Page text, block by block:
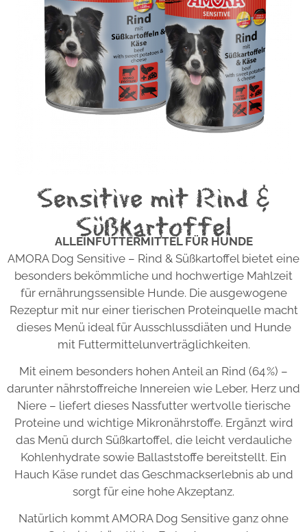
Sensitive mit Rind &
Süßkartoffel
ALLEINFUTTERMITTEL FÜR HUNDE
AMORA Dog Sensitive – Rind & Süßkartoffel bietet eine
besonders bekömmliche und hochwertige Mahlzeit
für ernährungssensible Hunde. Die ausgewogene
Rezeptur mit nur einer tierischen Proteinquelle macht
dieses Menü ideal für Ausschlussdiäten und Hunde
mit Futtermittelunverträglichkeiten.
Mit einem besonders hohen Anteil an Rind (64 %) –
darunter nährstoffreiche Innereien wie Leber, Herz und
Niere – liefert dieses Nassfutter wertvolle tierische
Proteine und wichtige Mikronährstoffe. Ergänzt wird
das Menü durch Süßkartoffel, die leicht verdauliche
Kohlenhydrate sowie Ballaststoffe bereitstellt. Ein
Hauch Käse rundet das Geschmackserlebnis ab und
sorgt für eine hohe Akzeptanz.
Natürlich kommt AMORA Dog Sensitive ganz ohne